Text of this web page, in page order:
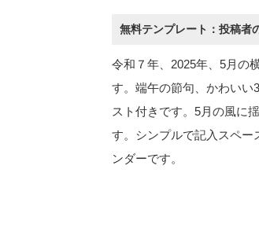
無料テンプレート：投稿者
令和７年、2025年、5月の
す。端午の節句、かわいい
スト付きです。5月の風に
す。シンプルで記入スペー
ンダーです。